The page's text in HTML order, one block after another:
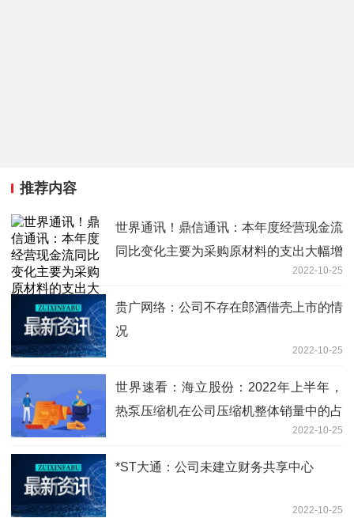
推荐内容
世界通讯！鼎信通讯：本年度经营现金流
同比变化主要为采购原材料的支出大幅增
加，包含预付款同比增加6.4亿元2022-10-25
贵广网络：公司不存在郎酒借壳上市的情
况
2022-10-25
世界速看：海立股份：2022年上半年，
热泵压缩机在公司压缩机整体销量中的占
2022-10-25
*ST大通：公司未建立财务共享中心
2022-10-25